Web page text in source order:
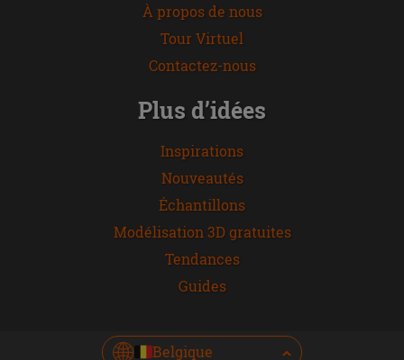
À propos de nous
Tour Virtuel
Contactez-nous
Plus d’idées
Inspirations
Nouveautés
Échantillons
Modélisation 3D gratuites
Tendances
Guides
Belgique